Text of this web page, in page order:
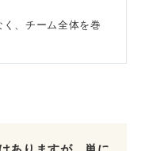
、チーム全体を巻